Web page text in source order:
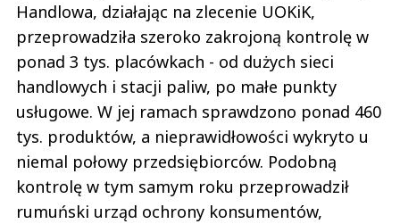
Handlowa, działając na zlecenie UOKiK,
przeprowadziła szeroko zakrojoną kontrolę w
ponad 3 tys. placówkach - od dużych sieci
handlowych i stacji paliw, po małe punkty
usługowe. W jej ramach sprawdzono ponad 460
tys. produktów, a nieprawidłowości wykryto u
niemal połowy przedsiębiorców. Podobną
kontrolę w tym samym roku przeprowadził
rumuński urząd ochrony konsumentów,